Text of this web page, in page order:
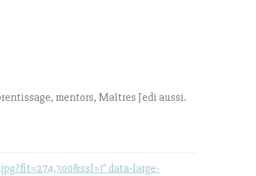
mentors, Maîtres Jedi aussi.
data-large-